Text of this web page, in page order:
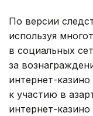
По версии
используя
в социальных
за
интернет-
к участию в
интернет-